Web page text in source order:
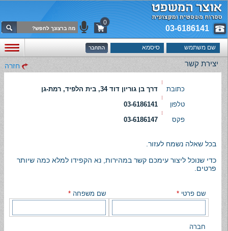
03-6186141
0
יצירת קשר חזרה
כתובת
דרך בן גוריון דוד 34, בית הלפיד, רמת-גן
טלפון
03-6186141
פקס
03-6186147
בכל שאלה נשמח לעזור.
כדי שנוכל ליצור עימכם קשר במהירות, נא הקפידו למלא כמה שיותר
פרטים.
שם פרטי * שם משפחה *
חברה